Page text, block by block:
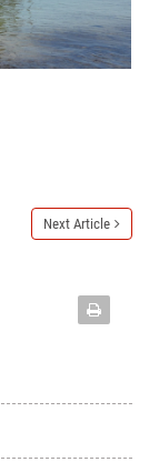
Next Article